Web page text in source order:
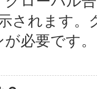
されます
必要です。